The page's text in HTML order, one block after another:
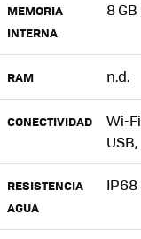
MEMORIA
INTERNA
8
RAM n.d.
CONECTIVIDAD
Wi-
RESISTENCIA
AGUA
IP68